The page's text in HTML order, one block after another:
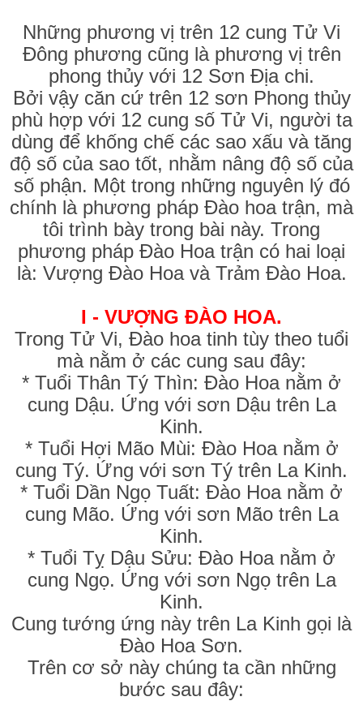
Những phương vị trên 12 cung Tử Vi
Đông phương cũng là phương vị trên
phong thủy với 12 Sơn Địa chi.
Bởi vậy căn cứ trên 12 sơn Phong thủy
phù hợp với 12 cung số Tử Vi, người ta
dùng để khống chế các sao xấu và tăng
độ số của sao tốt, nhằm nâng độ số của
số phận. Một trong những nguyên lý đó
chính là phương pháp Đào hoa trận, mà
tôi trình bày trong bài này. Trong
phương pháp Đào Hoa trận có hai loại
là: Vượng Đào Hoa và Trảm Đào Hoa.
I - VƯỢNG ĐÀO HOA.
Trong Tử Vi, Đào hoa tinh tùy theo tuổi
mà nằm ở các cung sau đây:
* Tuổi Thân Tý Thìn: Đào Hoa nằm ở
cung Dậu. Ứng với sơn Dậu trên La
Kinh.
* Tuổi Hợi Mão Mùi: Đào Hoa nằm ở
cung Tý. Ứng với sơn Tý trên La Kinh.
* Tuổi Dần Ngọ Tuất: Đào Hoa nằm ở
cung Mão. Ứng với sơn Mão trên La
Kinh.
* Tuổi Tỵ Dậu Sửu: Đào Hoa nằm ở
cung Ngọ. Ứng với sơn Ngọ trên La
Kinh.
Cung tướng ứng này trên La Kinh gọi là
Đào Hoa Sơn.
Trên cơ sở này chúng ta cần những
bước sau đây: